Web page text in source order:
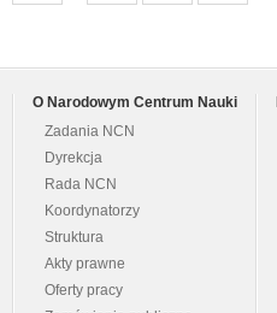
O Narodowym Centrum Nauki
Zadania NCN
Dyrekcja
Rada NCN
Koordynatorzy
Struktura
Akty prawne
Oferty pracy